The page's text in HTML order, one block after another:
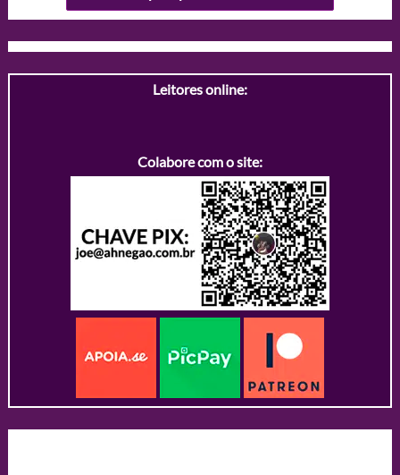
Leitores online:
Colabore com o site: